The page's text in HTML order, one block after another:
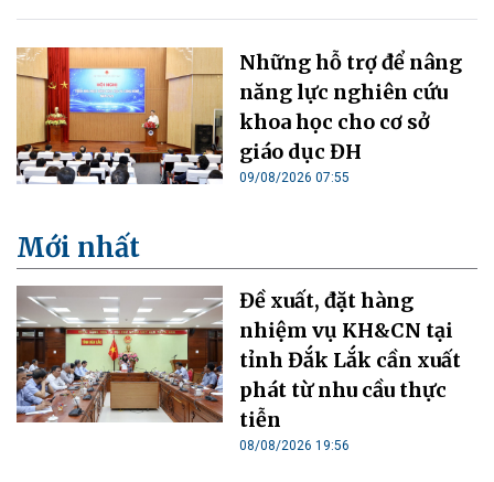
Những hỗ trợ để nâng
năng lực nghiên cứu
khoa học cho cơ sở
giáo dục ĐH
09/08/2026 07:55
Mới nhất
Đề xuất, đặt hàng
nhiệm vụ KH&CN tại
tỉnh Đắk Lắk cần xuất
phát từ nhu cầu thực
tiễn
08/08/2026 19:56